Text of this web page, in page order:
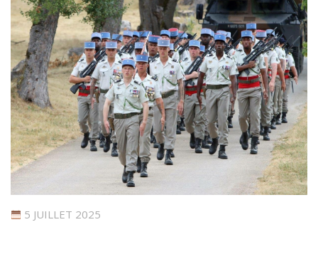
5 JUILLET 2025